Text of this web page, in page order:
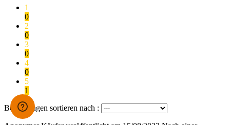
1
0
2
0
3
0
4
0
5
1
Bewertungen sortieren nach :